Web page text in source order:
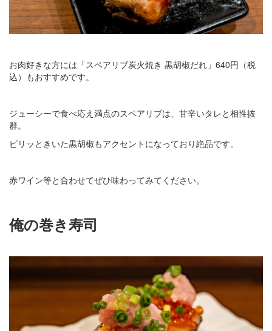
お肉好きな方には「スペアリブ炭火焼き 黒胡椒だれ」640円（税
込）もおすすめです。
ジューシーで食べ応え満点のスペアリブは、甘辛いタレと相性抜
群。
ピリッときいた黒胡椒もアクセントになっており絶品です。
赤ワイン等と合わせてぜひ味わってみてください。
俺の巻き寿司